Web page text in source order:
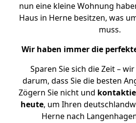
nun eine kleine Wohnung
Haus in Herne besitzen, was
muss.
Wir haben immer die
Sparen Sie sich die Zeit –
darum, dass Sie die besten
Zögern Sie nicht und
heute, um Ihren
Herne nach